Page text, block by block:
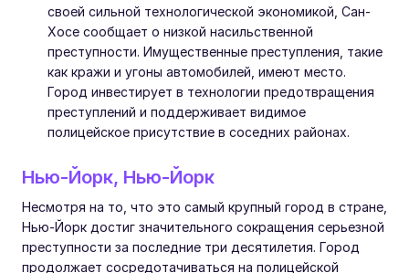
своей сильной технологической экономикой, Сан-
Хосе сообщает о низкой насильственной
преступности. Имущественные преступления, такие
как кражи и угоны автомобилей, имеют место.
Город инвестирует в технологии предотвращения
преступлений и поддерживает видимое
полицейское присутствие в соседних районах.
Нью-Йорк, Нью-Йорк
Несмотря на то, что это самый крупный город в стране,
Нью-Йорк достиг значительного сокращения серьезной
преступности за последние три десятилетия. Город
продолжает сосредотачиваться на полицейской